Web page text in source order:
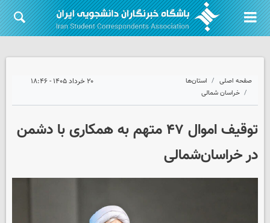
صفحه اصلی
استان‌ها
خراسان شمالی
۲۰ خرداد ۱۴۰۵ - ۱۸:۴۶
توقیف اموال ۴۷ متهم به همکاری با دشمن
در خراسان‌شمالی